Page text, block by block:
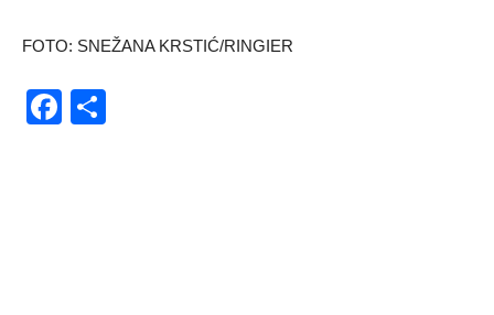
FOTO: SNEŽANA KRSTIĆ/RINGIER
Facebook